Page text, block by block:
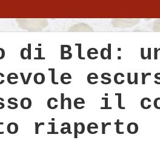
di Bled:
che il
riaperto